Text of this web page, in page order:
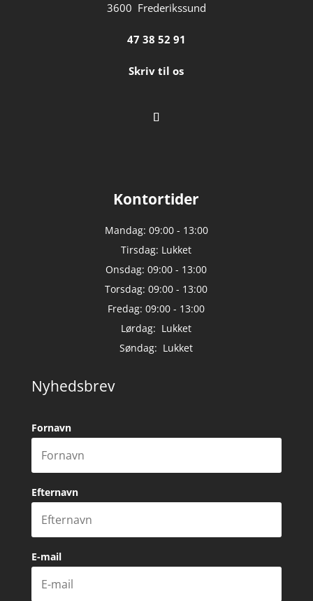
3600 Frederikssund
47 38 52 91
Skriv til os
Kontortider
Mandag: 09:00 - 13:00
Tirsdag: Lukket
Onsdag: 09:00 - 13:00
Torsdag: 09:00 - 13:00
Fredag: 09:00 - 13:00
Lørdag: Lukket
Søndag: Lukket
Nyhedsbrev
Fornavn
Efternavn
E-mail